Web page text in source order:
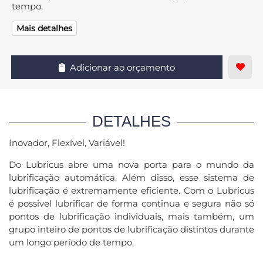
tempo.
Mais detalhes
Adicionar ao orçamento
DETALHES
Inovador, Flexível, Variável!
Do Lubricus abre uma nova porta para o mundo da
lubrificação automática. Além disso, esse sistema de
lubrificação é extremamente eficiente. Com o Lubricus
é possivel lubrificar de forma continua e segura não só
pontos de lubrificação individuais, mais também, um
grupo inteiro de pontos de lubrificação distintos durante
um longo período de tempo.